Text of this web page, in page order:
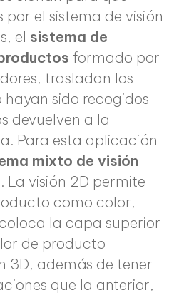
por el sistema de visión
el sistema de
formado por
trasladan los
sido recogidos
devuelven a la
Para esta aplicación
mixto de visión
. La visión 2D permite
como color,
la capa superior
de producto
3D, además de tener
que la anterior,